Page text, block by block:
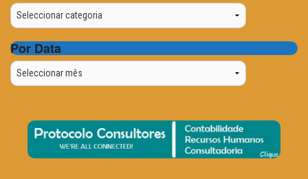
Categorias
Por Data
Por
Data